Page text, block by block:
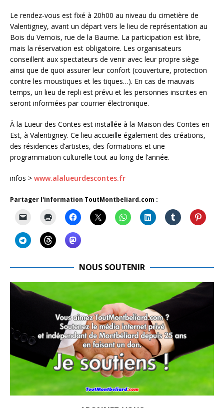
Le rendez-vous est fixé à 20h00 au niveau du cimetière de
Valentigney, avant un départ vers le lieu de représentation au
Bois du Vernois, rue de la Baume. La participation est libre,
mais la réservation est obligatoire. Les organisateurs
conseillent aux spectateurs de venir avec leur propre siège
ainsi que de quoi assurer leur confort (couverture, protection
contre les moustiques et les tiques…). En cas de mauvais
temps, un lieu de repli est prévu et les personnes inscrites en
seront informées par courrier électronique.
À la Lueur des Contes est installée à la Maison des Contes en
Est, à Valentigney. Ce lieu accueille également des créations,
des résidences d’artistes, des formations et une
programmation culturelle tout au long de l’année.
infos > www.alalueurdescontes.fr
Partager l'information ToutMontbeliard.com :
NOUS SOUTENIR